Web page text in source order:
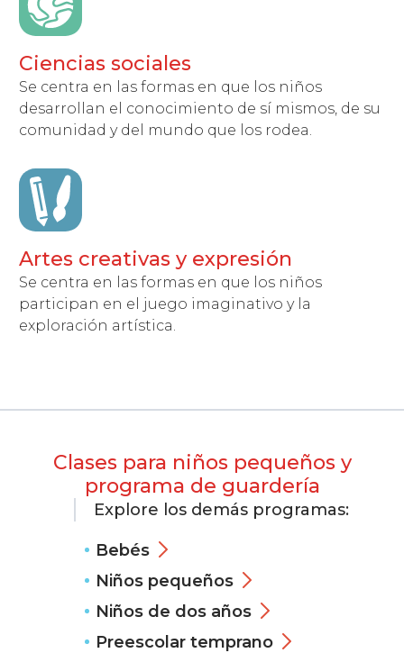
Ciencias sociales
Se centra en las formas en que los niños
desarrollan el conocimiento de sí mismos, de su
comunidad y del mundo que los rodea.
Artes creativas y expresión
Se centra en las formas en que los niños
participan en el juego imaginativo y la
exploración artística.
Clases para niños pequeños y
programa de guardería
Explore los demás programas:
Bebés
Niños pequeños
Niños de dos años
Preescolar temprano